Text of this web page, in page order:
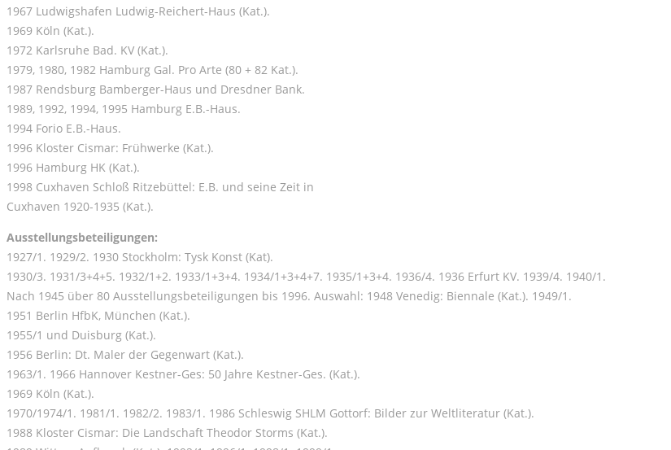
1967 Ludwigshafen Ludwig-Reichert-Haus (Kat.).
1969 Köln (Kat.).
1972 Karlsruhe Bad. KV (Kat.).
1979, 1980, 1982 Hamburg Gal. Pro Arte (80 + 82 Kat.).
1987 Rendsburg Bamberger-Haus und Dresdner Bank.
1989, 1992, 1994, 1995 Hamburg E.B.-Haus.
1994 Forio E.B.-Haus.
1996 Kloster Cismar: Frühwerke (Kat.).
1996 Hamburg HK (Kat.).
1998 Cuxhaven Schloß Ritzebüttel: E.B. und seine Zeit in
Cuxhaven 1920-1935 (Kat.).
Ausstellungsbeteiligungen:
1927/1. 1929/2. 1930 Stockholm: Tysk Konst (Kat).
1930/3. 1931/3+4+5. 1932/1+2. 1933/1+3+4. 1934/1+3+4+7. 1935/1+3+4. 1936/4. 1936 Erfurt KV. 1939/4. 1940/1.
Nach 1945 über 80 Ausstellungsbeteiligungen bis 1996. Auswahl: 1948 Venedig: Biennale (Kat.). 1949/1.
1951 Berlin HfbK, München (Kat.).
1955/1 und Duisburg (Kat.).
1956 Berlin: Dt. Maler der Gegenwart (Kat.).
1963/1. 1966 Hannover Kestner-Ges: 50 Jahre Kestner-Ges. (Kat.).
1969 Köln (Kat.).
1970/1974/1. 1981/1. 1982/2. 1983/1. 1986 Schleswig SHLM Gottorf: Bilder zur Weltliteratur (Kat.).
1988 Kloster Cismar: Die Landschaft Theodor Storms (Kat.).